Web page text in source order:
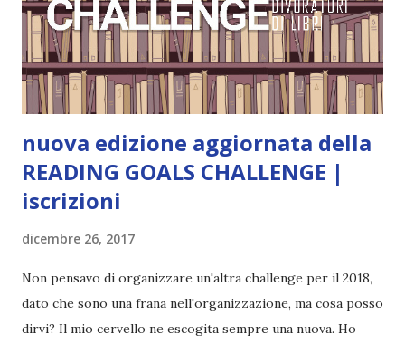
coprendoti gli occhi. È bellissimo, forte, e assolutamente
terrificante. Non mi vede neppure. Ma io l'ho notato. L'ho
visto, l'ho sentito. Le cose che ha fatto, i misfatti ch...
nuova edizione aggiornata della
READING GOALS CHALLENGE |
iscrizioni
dicembre 26, 2017
Non pensavo di organizzare un'altra challenge per il 2018,
dato che sono una frana nell'organizzazione, ma cosa posso
dirvi? Il mio cervello ne escogita sempre una nuova. Ho